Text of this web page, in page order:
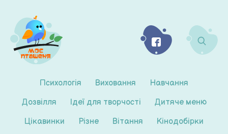
Психологія Виховання
Навчання
Дозвілля
Ідеї для творчості
Дитяче меню
Цікавинки
Різне Вітання Кінодобірки